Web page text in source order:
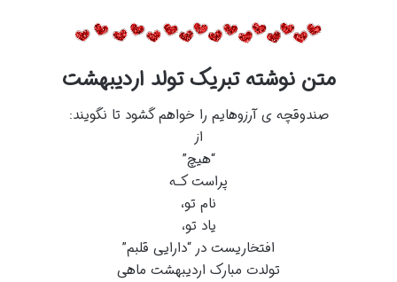
متن نوشته تبریک تولد اردیبهشت
صندوقچه ی آرزوهایم را خواهم گشود تا نگویند:
از
“هیچ”
پراست کـه
نام تو،
یاد تو،
افتخاریست در “دارایی قلبم”
تولدت مبارک اردیبهشت ماهی